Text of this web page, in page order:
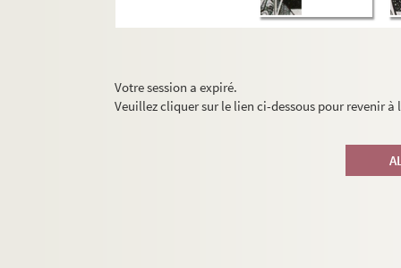
Votre session a expiré.
Veuillez cliquer sur le lien ci-dessous pour revenir